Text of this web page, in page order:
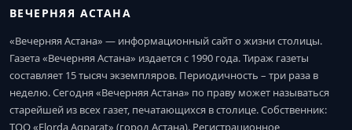
ВЕЧЕРНЯЯ АСТАНА
«Вечерняя Астана» — информационный сайт о жизни столицы.
Газета «Вечерняя Астана» издается с 1990 года. Тираж газеты
составляет 15 тысяч экземпляров. Периодичность – три раза в
неделю. Сегодня «Вечерняя Астана» по праву может называться
старейшей из всех газет, печатающихся в столице. Собственник:
ТОО «Elorda Aqparat» (город Астана). Регистрационное